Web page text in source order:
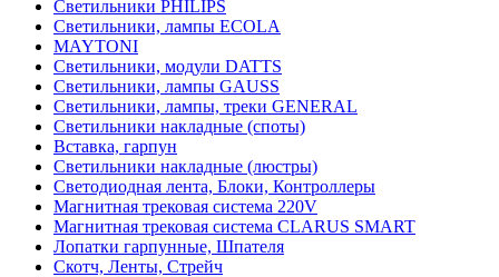
Светильники PHILIPS
Светильники, лампы ECOLA
MAYTONI
Светильники, модули DATTS
Светильники, лампы GAUSS
Светильники, лампы, треки GENERAL
Светильники накладные (споты)
Вставка, гарпун
Светильники накладные (люстры)
Светодиодная лента, Блоки, Контроллеры
Магнитная трековая система 220V
Магнитная трековая система CLARUS SMART
Лопатки гарпунные, Шпателя
Скотч, Ленты, Стрейч